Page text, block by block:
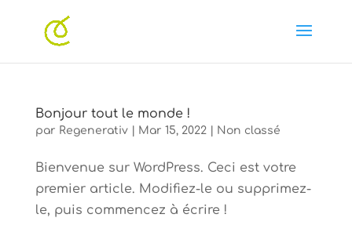
Bonjour tout le monde !
par Regenerativ| Mar 15, 2022| Non classé
Bienvenue sur WordPress. Ceci est votre
premier article. Modifiez-le ou supprimez-
le, puis commencez à écrire !